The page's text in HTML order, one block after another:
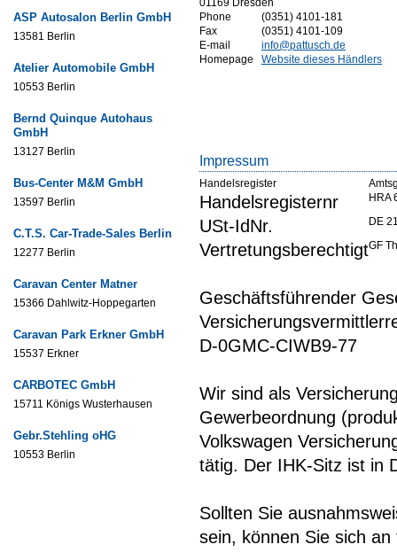
ASP Autosalon Berlin GmbH
13581 Berlin
Atelier Automobile GmbH
10553 Berlin
Bernd Quinque Autohaus
GmbH
13127 Berlin
Bus-Center M&M GmbH
13597 Berlin
C.T.S. Car-Trade-Sales Berlin
12277 Berlin
Caravan Center Matner
15366 Dahlwitz-Hoppegarten
Caravan Park Erkner GmbH
15537 Erkner
CARBOTEC GmbH
15711 Königs Wusterhausen
Gebr.Stehling oHG
10553 Berlin
01169 Dresden
Phone
(0351) 4101-181
Fax
(0351) 4101-109
E-mail
info@pattusch.de
Homepage
Website dieses Händlers
Impressum
Handelsregister
Handelsregisternr HRA
USt-IdNr. DE
VertretungsberechtigtGF
Geschäftsführender
D-0GMC-CIWB9-77
Wir sind als
Gewerbeordnung
Volkswagen
tätig. Der IHK-Sitz ist in
Sollten Sie
sein, können Sie sich